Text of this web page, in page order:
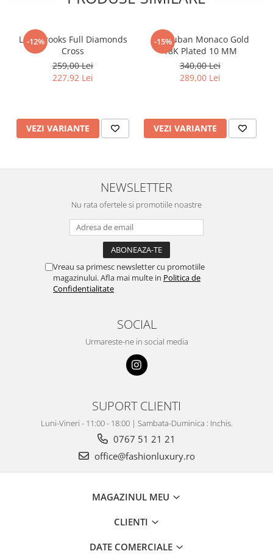
-12%
Lant Brooks Full Diamonds
Cross
259,00 Lei
227,92 Lei
VEZI VARIANTE
-15%
Set Cuban Monaco Gold
18K Plated 10 MM
340,00 Lei
289,00 Lei
VEZI VARIANTE
NEWSLETTER
Nu rata ofertele si promotiile noastre
Vreau sa primesc newsletter cu promotiile
magazinului. Afla mai multe in Politica de
Confidentialitate
SOCIAL
Urmareste-ne in social media
SUPORT CLIENTI
Luni-Vineri - 11:00 - 18:00 | Sambata-Duminica : Inchis.
0767 51 21 21
office@fashionluxury.ro
MAGAZINUL MEU
CLIENTI
DATE COMERCIALE